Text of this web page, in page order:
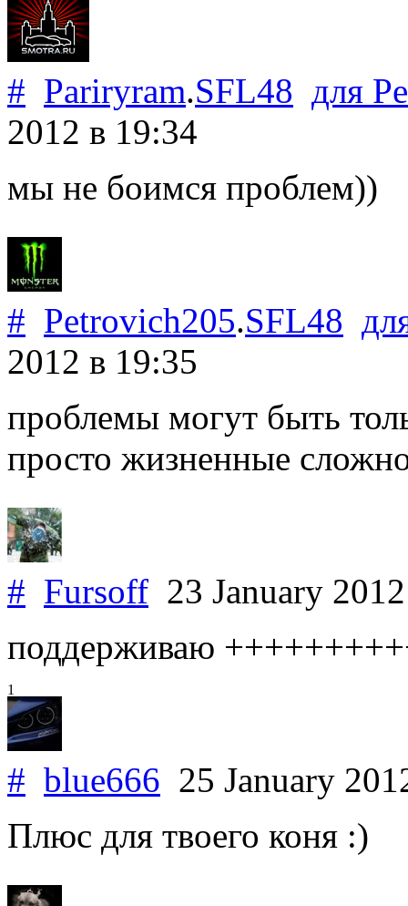
# Pariryram.SFL48 для
2012 в 19:34
мы не боимся проблем))
# Petrovich205.SFL48
2012 в 19:35
проблемы могут быть
просто жизненные
# Fursoff 23 January
поддерживаю
1
# blue666 25 January
Плюс для твоего коня :)